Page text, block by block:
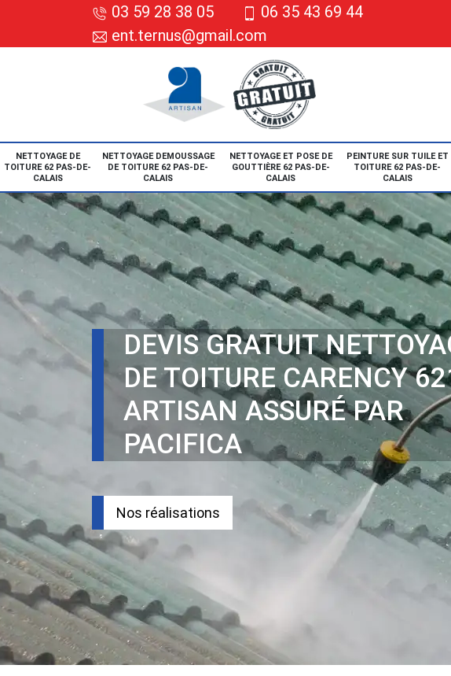
03 59 28 38 05
06 35 43 69 44
ent.ternus@gmail.com
NETTOYAGE DE
TOITURE 62 PAS-DE-
CALAIS
NETTOYAGE DEMOUSSAGE
DE TOITURE 62 PAS-DE-
CALAIS
NETTOYAGE ET POSE DE
GOUTTIÈRE 62 PAS-DE-
CALAIS
PEINTURE SUR TUILE ET
TOITURE 62 PAS-DE-
CALAIS
DEVIS GRATUIT
DE TOITURE CARENCY
ARTISAN ASSURÉ PAR
PACIFICA
Nos réalisations